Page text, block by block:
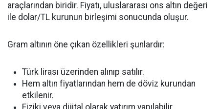
araçlarından biridir. Fiyatı, uluslararası ons altın değeri
ile dolar/TL kurunun birleşimi sonucunda oluşur.
Gram altının öne çıkan özellikleri şunlardır:
Türk lirası üzerinden alınıp satılır.
Hem altın fiyatlarından hem de döviz kurundan
etkilenir.
Fiziki veya dijital olarak yatırım yapılabilir.